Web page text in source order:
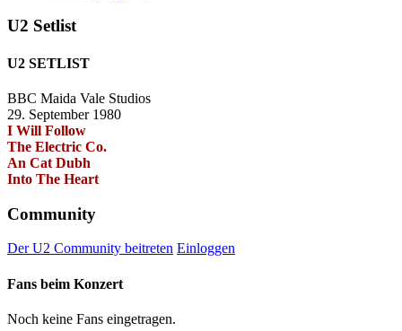
U2 Setlist
U2 SETLIST
BBC Maida Vale Studios
29. September 1980
I Will Follow
The Electric Co.
An Cat Dubh
Into The Heart
Community
Der U2 Community beitreten Einloggen
Fans beim Konzert
Noch keine Fans eingetragen.